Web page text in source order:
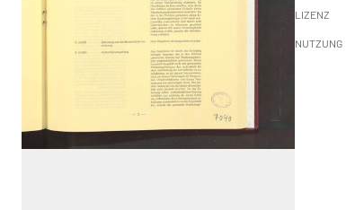
LIZENZ
NUTZUNG